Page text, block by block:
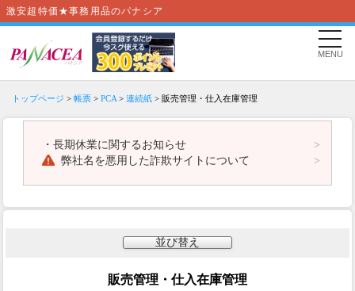
激安超特価★事務用品のパナシア
MENU
トップページ > 帳票 > PCA > 連続紙 > 販売管理・仕入在庫管理
・ 長期休業に関するお知らせ
弊社名を悪用した詐欺サイトについて
並び替え
販売管理・仕入在庫管理